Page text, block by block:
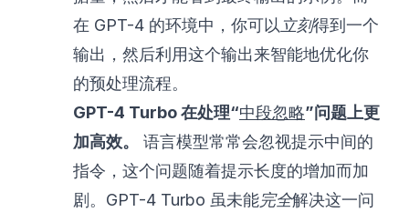
在 GPT-4 的环境中，你可以 立刻得到一个
输出，然后利用这个输出来智能地优化你
的预处理流程。
GPT-4 Turbo 在处理“中段忽略”问题上更
加高效。
语言模型常常会忽视提示中间的
指令，这个问题随着提示长度的增加而加
剧。GPT-4 Turbo 虽未能完全解决这一问